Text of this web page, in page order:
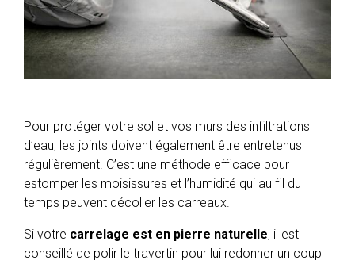
Pour protéger votre sol et vos murs des infiltrations
d’eau, les joints doivent également être entretenus
régulièrement. C’est une méthode efficace pour
estomper les moisissures et l’humidité qui au fil du
temps peuvent décoller les carreaux.
Si votre carrelage est en pierre naturelle, il est
conseillé de polir le travertin pour lui redonner un coup